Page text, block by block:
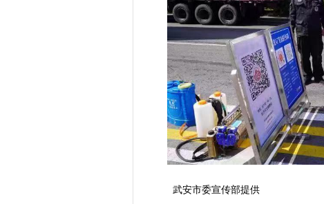
武安市委宣传部提供